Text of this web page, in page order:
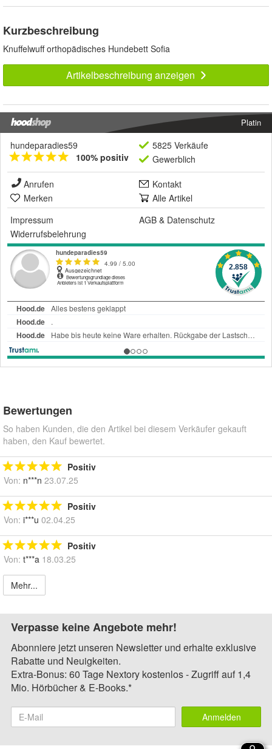
Kurzbeschreibung
Knuffelwuff orthopädisches Hundebett Sofia
Artikelbeschreibung anzeigen
Platin
hundeparadies59
100% positiv
5825 Verkäufe
Gewerblich
Anrufen
Kontakt
Merken
Alle Artikel
Impressum
AGB & Datenschutz
Widerrufsbelehrung
Bewertungen
So haben Kunden, die den Artikel bei diesem Verkäufer gekauft
haben, den Kauf bewertet.
Positiv
Von: n***n 23.07.25
Positiv
Von: i***u 02.04.25
Positiv
Von: t***a 18.03.25
Mehr...
Verpasse keine Angebote mehr!
Abonniere jetzt unseren Newsletter und erhalte exklusive
Rabatte und Neuigkeiten.
Extra-Bonus: 60 Tage Nextory kostenlos - Zugriff auf 1,4
Mio. Hörbücher & E-Books.*
Anmelden